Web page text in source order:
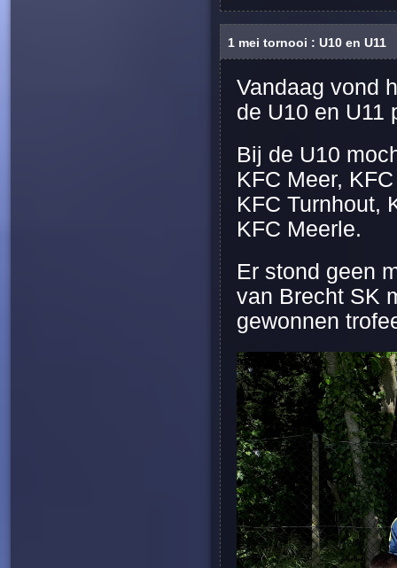
1 mei tornooi : U10 en U11
Vandaag vond
de U10 en U11
Bij de U10
KFC Meer,
KFC Turnhout,
KFC Meerle.
Er stond geen
van Brecht SK
gewonnen